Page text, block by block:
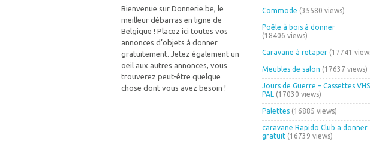
Bienvenue sur Donnerie.be, le
meilleur débarras en ligne de
Belgique ! Placez ici toutes vos
annonces d’objets à donner
gratuitement. Jetez également un
oeil aux autres annonces, vous
trouverez peut-être quelque
chose dont vous avez besoin !
Commode (35580 views)
Poêle à bois à donner
(18406 views)
Caravane à retaper (17741
Meubles de salon (17637 views)
Jours de Guerre – Cassettes VHS
PAL (17030 views)
Palettes (16885 views)
caravane Rapido Club a donner
gratuit (16739 views)